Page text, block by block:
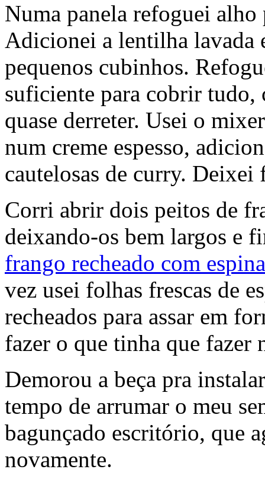
Numa panela refoguei
Adicionei a lentilha lavada
pequenos cubinhos.
suficiente para cobrir
quase derreter. Usei o
num creme espesso,
cautelosas de curry.
Corri abrir dois peitos de
deixando-os bem largos e
frango recheado com
vez usei folhas frescas de
recheados para assar em
fazer o que tinha que fazer
Demorou a beça pra
tempo de arrumar o meu
bagunçado escritório, que
novamente.